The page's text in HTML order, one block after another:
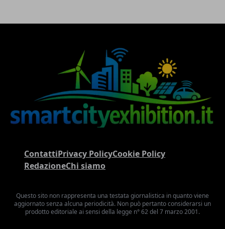
ContattiPrivacy PolicyCookie Policy
RedazioneChi siamo
Questo sito non rappresenta una testata giornalistica in quanto viene
aggiornato senza alcuna periodicità. Non può pertanto considerarsi un
prodotto editoriale ai sensi della legge n° 62 del 7 marzo 2001.